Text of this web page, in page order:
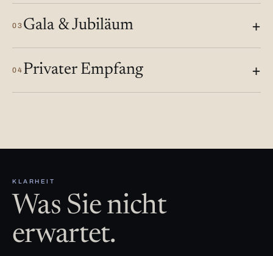
03 Gala & Jubiläum
04 Privater Empfang
KLARHEIT
Was Sie nicht
erwartet.